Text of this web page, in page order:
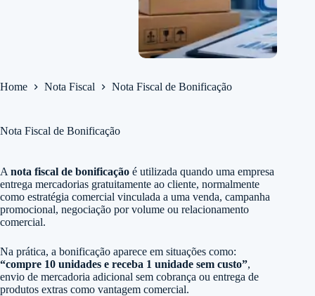
Home Nota Fiscal Nota Fiscal de Bonificação
Nota Fiscal de Bonificação
A nota fiscal de bonificação é utilizada quando uma empresa
entrega mercadorias gratuitamente ao cliente, normalmente
como estratégia comercial vinculada a uma venda, campanha
promocional, negociação por volume ou relacionamento
comercial.
Na prática, a bonificação aparece em situações como:
“compre 10 unidades e receba 1 unidade sem custo”,
envio de mercadoria adicional sem cobrança ou entrega de
produtos extras como vantagem comercial.